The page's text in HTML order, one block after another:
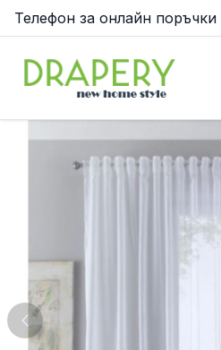
Телефон за онлайн поръчки
Previous